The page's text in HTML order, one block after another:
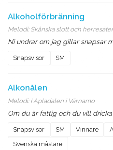
Alkoholförbränning
Melodi: Skånska slott och
Ni undrar om jag gillar snapsar
Snapsvisor SM
Alkonålen
Melodi: I Apladalen i Värnamo
Om du är fattig och du vill dricka
Snapsvisor SM Vinnare
Svenska mästare